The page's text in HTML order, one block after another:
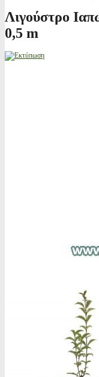
Λιγούστρο
0,5 m